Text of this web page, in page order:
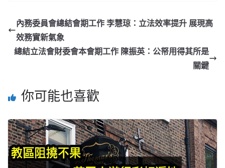
內務委員會總結會期工作 李慧琼：立法效率提升 展現高
效務實新氣象
總結立法會財委會本會期工作 陳振英：公帑用得其所是
關鍵
你可能也喜歡